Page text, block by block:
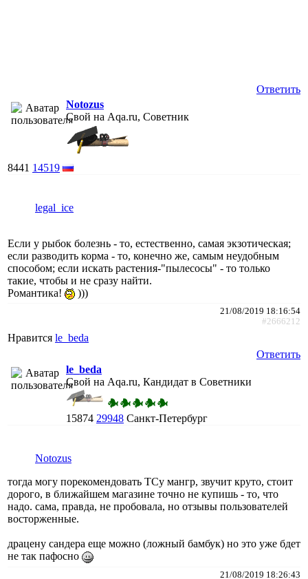
Ответить
Notozus
Свой на Aqa.ru, Советник
8441 14519
legal_ice
Если у рыбок болезнь - то, естественно, самая экзотическая;
если разводить корма - то, конечно же, самым неудобным
способом; если искать растения-"пылесосы" - то только
такие, чтобы и не сразу найти.
Романтика!
)))
21/08/2019 18:16:54
#2666212
Нравится le_beda
Ответить
le_beda
Свой на Aqa.ru, Кандидат в Советники
15874 29948 Санкт-Петербург
Notozus
тогда могу порекомендовать ТСу мангр, звучит круто, стоит
дорого, в ближайшем магазине точно не купишь - то, что
надо. сама, правда, не пробовала, но отзывы пользователей
восторженные.
драцену сандера еще можно (ложный бамбук) но это уже бдет
не так пафосно
21/08/2019 18:26:43